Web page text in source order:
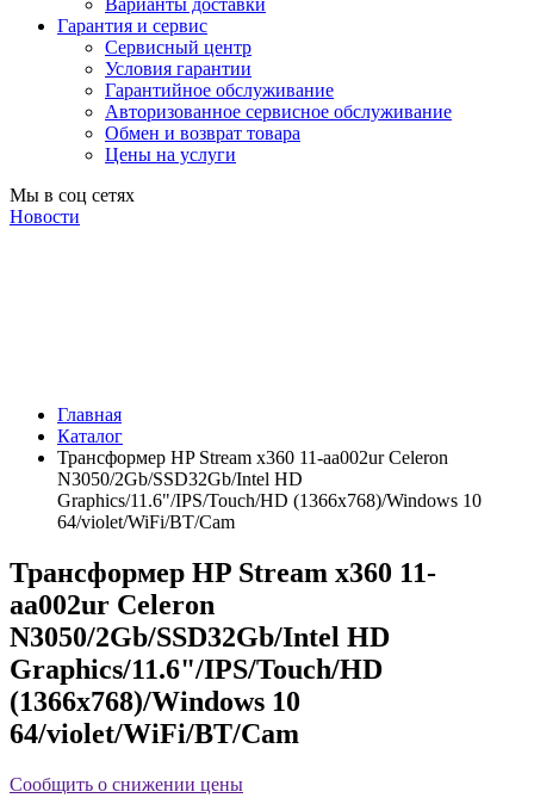
Варианты доставки
Гарантия и сервис
Сервисный центр
Условия гарантии
Гарантийное обслуживание
Авторизованное сервисное обслуживание
Обмен и возврат товара
Цены на услуги
Мы в соц сетях
Новости
Главная
Каталог
Трансформер HP Stream x360 11-aa002ur Celeron
N3050/2Gb/SSD32Gb/Intel HD
Graphics/11.6"/IPS/Touch/HD (1366x768)/Windows 10
64/violet/WiFi/BT/Cam
Трансформер HP Stream x360 11-
aa002ur Celeron
N3050/2Gb/SSD32Gb/Intel HD
Graphics/11.6"/IPS/Touch/HD
(1366x768)/Windows 10
64/violet/WiFi/BT/Cam
Сообщить о снижении цены